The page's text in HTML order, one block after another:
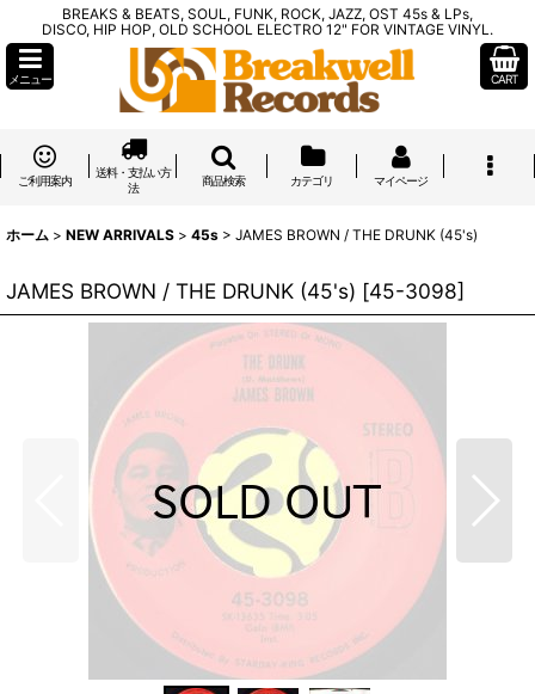
BREAKS & BEATS, SOUL, FUNK, ROCK, JAZZ, OST 45s & LPs,
DISCO, HIP HOP, OLD SCHOOL ELECTRO 12" FOR VINTAGE VINYL.
メニュー CART
ご利用案内
送料・支払い方
法
商品検索 カテゴリ マイページ
ホーム > NEW ARRIVALS > 45s > JAMES BROWN / THE DRUNK (45's)
JAMES BROWN / THE DRUNK (45's) [45-3098]